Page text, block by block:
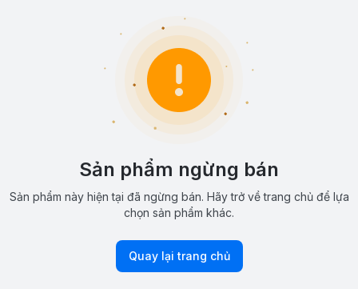
Sản phẩm ngừng bán
Sản phẩm này hiện tại đã ngừng bán. Hãy trở về trang chủ để lựa
chọn sản phẩm khác.
Quay lại trang chủ